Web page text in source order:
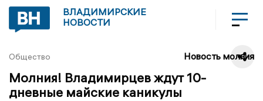
ВЛАДИМИРСКИЕ
НОВОСТИ
Общество Новость молния
Молния! Владимирцев ждут 10-
дневные майские каникулы